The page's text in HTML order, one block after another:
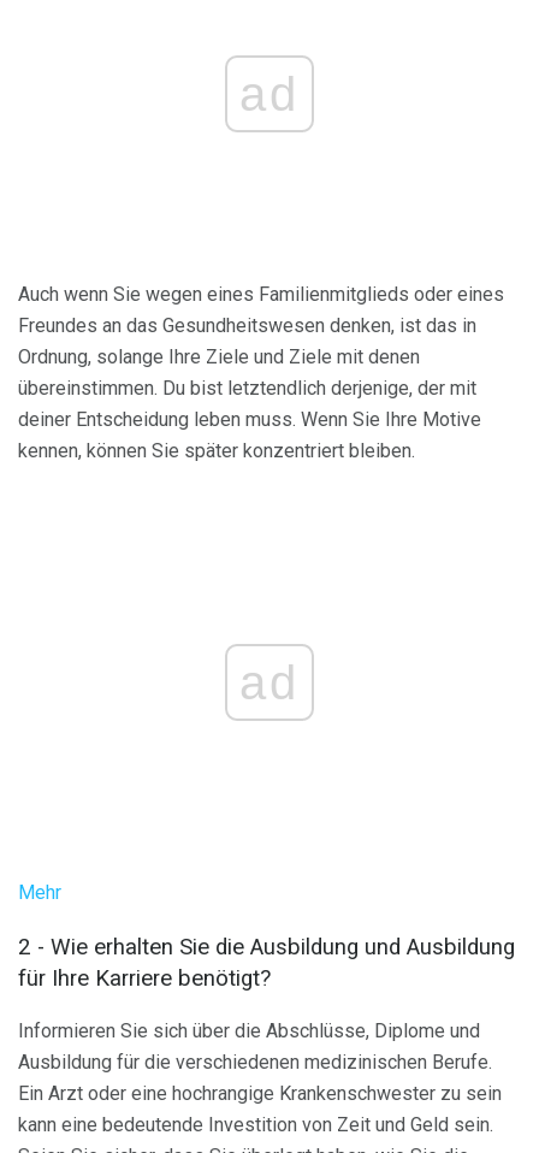
ad
Auch wenn Sie wegen eines Familienmitglieds oder eines
Freundes an das Gesundheitswesen denken, ist das in
Ordnung, solange Ihre Ziele und Ziele mit denen
übereinstimmen. Du bist letztendlich derjenige, der mit
deiner Entscheidung leben muss. Wenn Sie Ihre Motive
kennen, können Sie später konzentriert bleiben.
ad
Mehr
2 - Wie erhalten Sie die Ausbildung und Ausbildung
für Ihre Karriere benötigt?
Informieren Sie sich über die Abschlüsse, Diplome und
Ausbildung für die verschiedenen medizinischen Berufe.
Ein Arzt oder eine hochrangige Krankenschwester zu sein
kann eine bedeutende Investition von Zeit und Geld sein.